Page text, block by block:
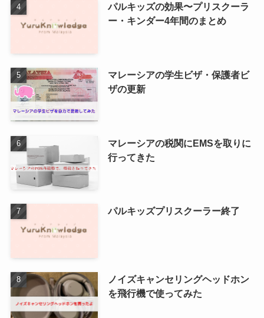
パルキッズの効果〜プリスクーラ
ー・キンダー4年間のまとめ
マレーシアの学生ビザ・保護者ビ
ザの更新
マレーシアの税関にEMSを取りに
行ってきた
パルキッズプリスクーラー終了
ノイズキャンセリングヘッドホン
を飛行機で使ってみた